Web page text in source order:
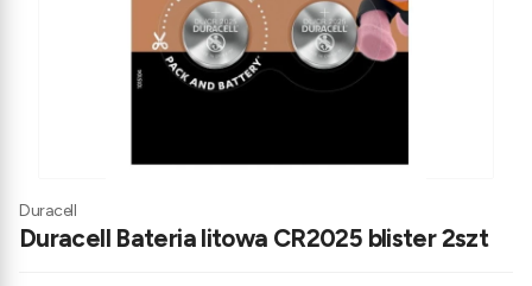
Duracell
Duracell Bateria litowa CR2025 blister 2szt